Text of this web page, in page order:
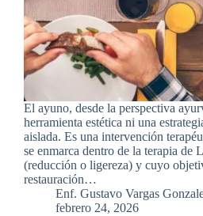
El ayuno, desde la perspectiva
herramienta estética ni una
aislada. Es una intervención
se enmarca dentro de la terapia de
(reducción o ligereza) y cuyo
restauración…
Enf. Gustavo Vargas
febrero 24, 2026